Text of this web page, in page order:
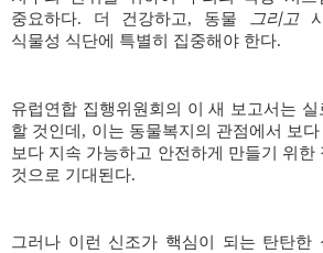
중요하다. 더 건강하고, 동물 그리고사
식물성 식단에 특별히 집중해야 한다.
유럽연합 집행위원회의 이 새 보고서는
할 것인데, 이는 동물복지의 관점에서 보
보다 지속 가능하고 안전하게 만들기 위한
것으로 기대된다.
그러나 이런 신조가 핵심이 되는 탄탄한